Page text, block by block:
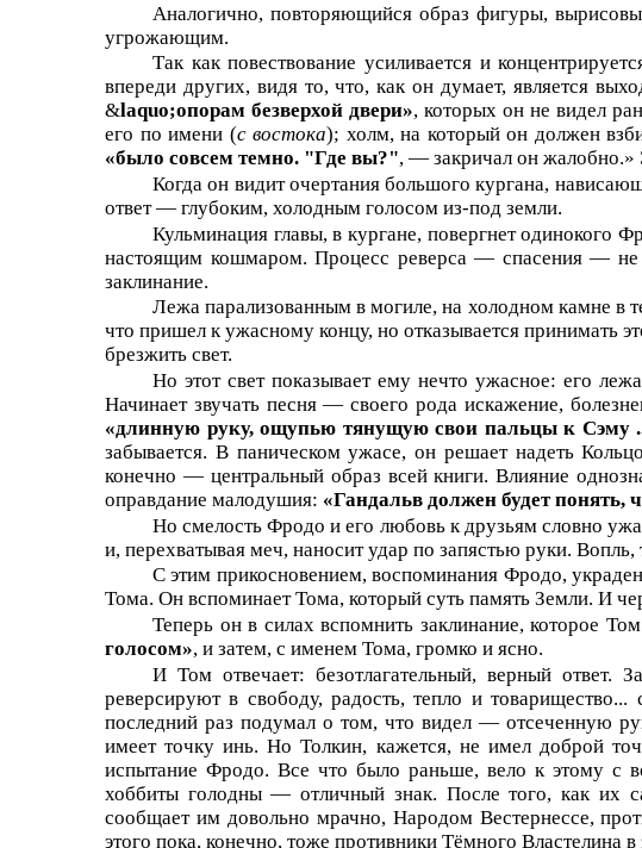
Аналогично, повторяющийся образ фигуры,
угрожающим.
Так как повествование усиливается и
впереди других, видя то, что, как он думает, является
&laquo;опорам безверхой двери», которых он не видел
его по имени (с востока); холм, на который он должен
«было совсем темно. "Где вы?", — закричал он жалобно.»
Когда он видит очертания большого кургана,
ответ — глубоким, холодным голосом из-под земли.
Кульминация главы, в кургане, повергнет одинокого
настоящим кошмаром. Процесс реверса — спасения — не
заклинание.
Лежа парализованным в могиле, на холодном камне в
что пришел к ужасному концу, но отказывается принимать
брезжить свет.
Но этот свет показывает ему нечто ужасное: его
Начинает звучать песня — своего рода искажение,
«длинную руку, ощупью тянущую свои пальцык Сэму
забывается. В паническом ужасе, он решает надеть
конечно — центральный образ всей книги. Влияние
оправдание малодушия: «Гандальв должен будет понять,
Но смелость Фродо и его любовь к друзьям словно
и, перехватывая меч, наносит удар по запястью руки.
С этим прикосновением, воспоминания Фродо,
Тома. Он вспоминает Тома, который суть память Земли. И
Теперь он в силах вспомнить заклинание, которое
голосом», и затем, с именем Тома, громко и ясно.
И Том отвечает: безотлагательный, верный ответ.
реверсируют в свободу, радость, тепло и
последний раз подумал о том, что видел — отсеченную
имеет точку инь. Но Толкин, кажется, не имел доброй
испытание Фродо. Все что было раньше, вело к этому с
хоббиты голодны — отличный знак. После того, как их
сообщает им довольно мрачно, Народом Вестернессе,
этого пока, конечно, тоже противники Тёмного